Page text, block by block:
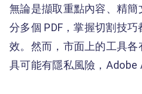
無論是擷取重點內容、精
分多個 PDF，掌握切割技
效。然而，市面上的工具各
具可能有隱私風險，Adobe